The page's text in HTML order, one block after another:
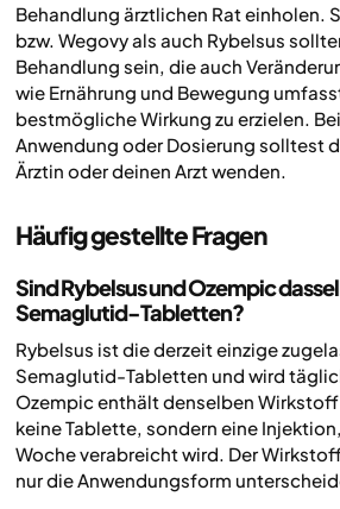
Behandlung ärztlichen Rat einholen.
bzw. Wegovy als auch Rybelsus
Behandlung sein, die auch
wie Ernährung und Bewegung
bestmögliche Wirkung zu erzielen.
Anwendung oder Dosierung solltest
Ärztin oder deinen Arzt wenden.
Häufig gestellte Fragen
Sind Rybelsus und Ozempic
Semaglutid-Tabletten?
Rybelsus ist die derzeit einzige
Semaglutid-Tabletten und wird
Ozempic enthält denselben
keine Tablette, sondern eine
Woche verabreicht wird. Der
nur die Anwendungsform